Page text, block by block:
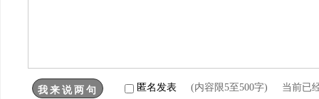
匿名发表 (内容限5至500字) 当前已